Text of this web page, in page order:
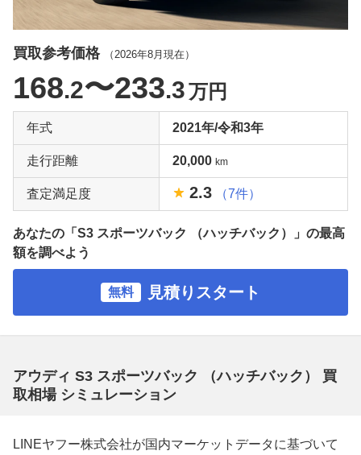
買取参考価格 （ 2026年8月 現在）
168.2〜233.3万円
年式 2021年/令和3年
走行距離 20,000 km
査定満足度 2.3 （7件）
あなたの「S3 スポーツバック （ハッチバック）」の最高
額を調べよう
無料 見積りスタート
アウディ S3 スポーツバック （ハッチバック） 買
取相場 シミュレーション
LINEヤフー株式会社が国内マーケットデータに基づいて